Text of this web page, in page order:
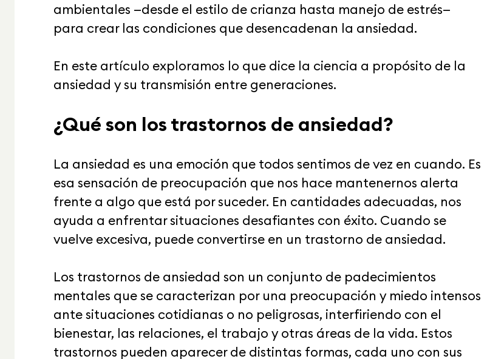
ambientales —desde el estilo de crianza hasta manejo de estrés—
para crear las condiciones que desencadenan la ansiedad.
En este artículo exploramos lo que dice la ciencia a propósito de la
ansiedad y su transmisión entre generaciones.
¿Qué son los trastornos de ansiedad?
La ansiedad es una emoción que todos sentimos de vez en cuando. Es
esa sensación de preocupación que nos hace mantenernos alerta
frente a algo que está por suceder. En cantidades adecuadas, nos
ayuda a enfrentar situaciones desafiantes con éxito. Cuando se
vuelve excesiva, puede convertirse en un trastorno de ansiedad.
Los trastornos de ansiedad son un conjunto de padecimientos
mentales que se caracterizan por una preocupación y miedo intensos
ante situaciones cotidianas o no peligrosas, interfiriendo con el
bienestar, las relaciones, el trabajo y otras áreas de la vida. Estos
trastornos pueden aparecer de distintas formas, cada uno con sus